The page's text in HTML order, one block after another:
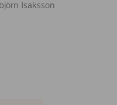
Isaksson